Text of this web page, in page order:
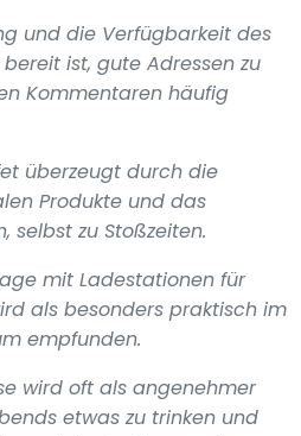
und die Verfügbarkeit des
ist, gute Adressen zu
Kommentaren häufig
überzeugt durch die
Produkte und das
selbst zu Stoßzeiten.
mit Ladestationen für
als besonders praktisch im
empfunden.
wird oft als angenehmer
etwas zu trinken und